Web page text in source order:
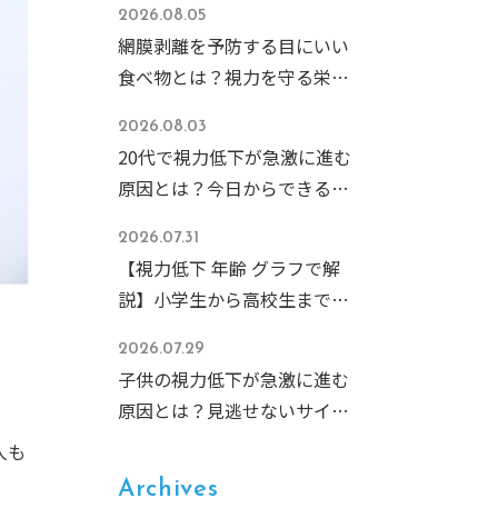
も
2026.08.05
網膜剥離を予防する目にいい
食べ物とは？視力を守る栄養
2026.08.03
20代で視力低下が急激に進む
原因とは？今日からできる予
2026.07.31
【視力低下 年齢 グラフで解
説】小学生から高校生まで急
因と今すぐできる予防法
2026.07.29
子供の視力低下が急激に進む
原因とは？見逃せないサイン
Archives